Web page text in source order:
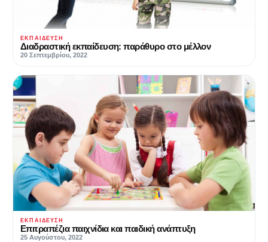
ΕΚΠΑΊΔΕΥΣΗ
Διαδραστική εκπαίδευση: παράθυρο στο μέλλον
20 Σεπτεμβρίου, 2022
ΕΚΠΑΊΔΕΥΣΗ
Επιτραπέζια παιχνίδια και παιδική ανάπτυξη
25 Αυγούστου, 2022